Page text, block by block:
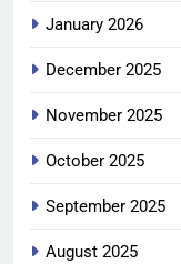
January 2026
December 2025
November 2025
October 2025
September 2025
August 2025